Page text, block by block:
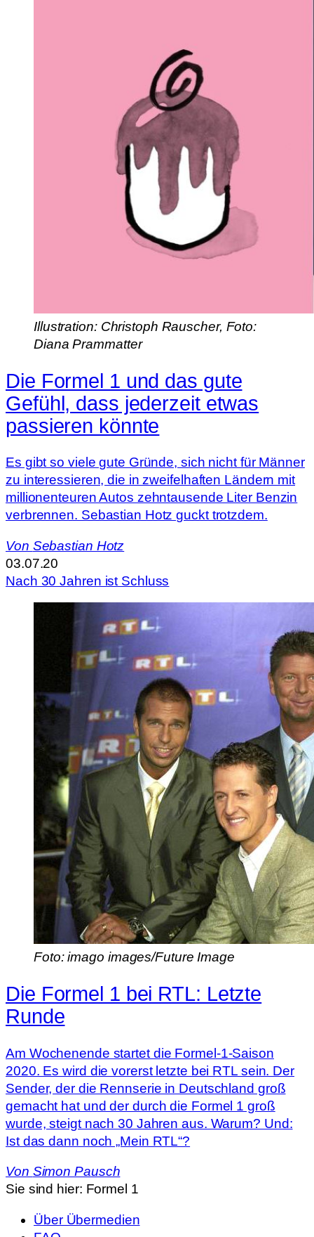
Illustration: Christoph Rauscher, Foto:
Diana Prammatter
Die Formel 1 und das gute
Gefühl, dass jederzeit etwas
passieren könnte
Es gibt so viele gute Gründe, sich nicht für Männer
zu interessieren, die in zweifelhaften Ländern mit
millionenteuren Autos zehntausende Liter Benzin
verbrennen. Sebastian Hotz guckt trotzdem.
Von Sebastian Hotz
03.07.20
Nach 30 Jahren ist Schluss
Foto: imago images/Future Image
Die Formel 1 bei RTL: Letzte
Runde
Am Wochenende startet die Formel-1-Saison
2020. Es wird die vorerst letzte bei RTL sein. Der
Sender, der die Rennserie in Deutschland groß
gemacht hat und der durch die Formel 1 groß
wurde, steigt nach 30 Jahren aus. Warum? Und:
Ist das dann noch „Mein RTL“?
Von Simon Pausch
Sie sind hier: Formel 1
Über Übermedien